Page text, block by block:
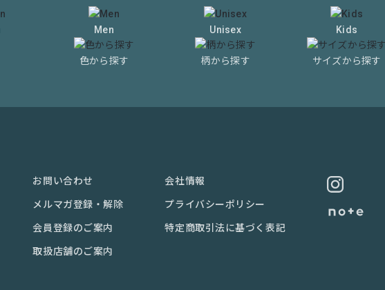
Men Unisex Kids
色から探す 柄から探す サイズから探す
お問い合わせ
メルマガ登録・解除
会員登録のご案内
取扱店舗のご案内
会社情報
プライバシーポリシー
特定商取引法に基づく表記